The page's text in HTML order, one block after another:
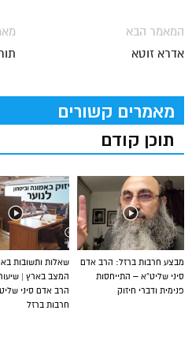
המאמר הבא
אדרא זוטא
מאמרים קשורים
תוכן קודם
שאלות ותשובות
המצב בארץ |
הרב אדם סיני
חרבות ברזל
מבצע חרבות ברזל: הרב אדם
סיני שליט”א – התייחסות
פנימית ודברי חיזוק